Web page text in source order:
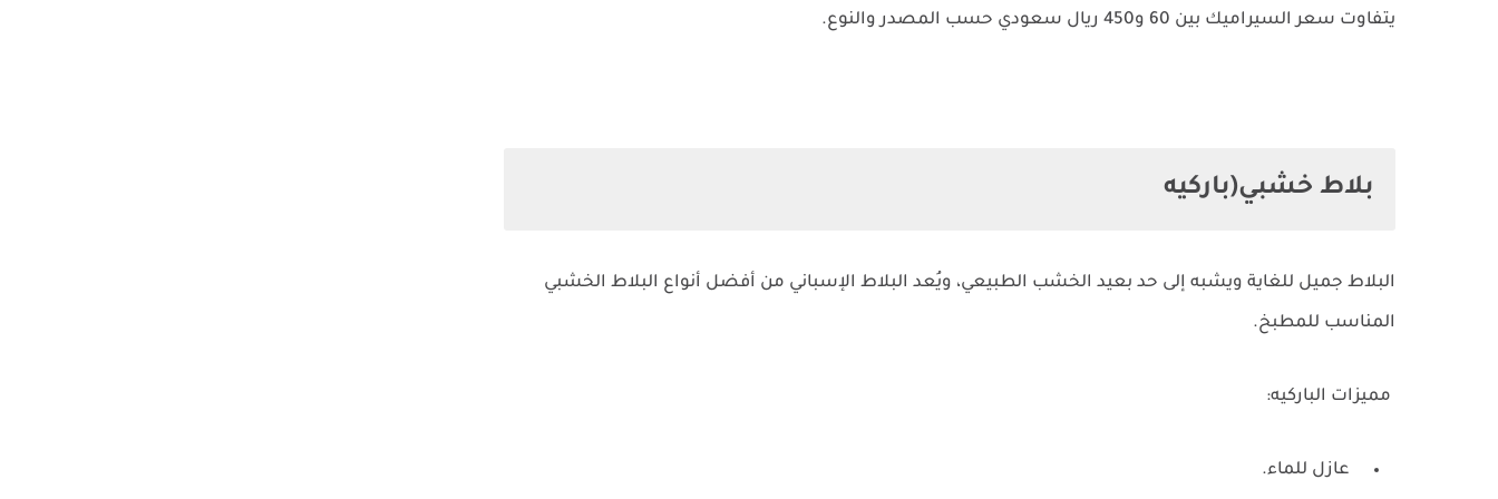
يتفاوت سعر السيراميك بين 60 و450 ريال سعودي حسب المصدر والنوع.
بلاط خشبي(باركيه
البلاط جميل للغاية ويشبه إلى حد بعيد الخشب الطبيعي، ويُعد البلاط الإسباني من أفضل أنواع البلاط الخشبي
المناسب للمطبخ.
مميزات الباركيه:
عازل للماء.